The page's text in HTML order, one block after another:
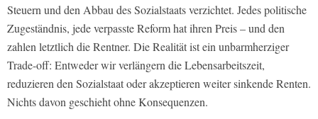
Steuern und den Abbau des Sozialstaats verzichtet. Jedes politische
Zugeständnis, jede verpasste Reform hat ihren Preis – und den
zahlen letztlich die Rentner. Die Realität ist ein unbarmherziger
Trade-off: Entweder wir verlängern die Lebensarbeitszeit,
reduzieren den Sozialstaat oder akzeptieren weiter sinkende Renten.
Nichts davon geschieht ohne Konsequenzen.